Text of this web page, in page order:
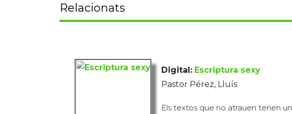
Relacionats
Digital: Escriptura sexy
Pastor Pérez, Lluís
Els textos que no atrauen tenen un